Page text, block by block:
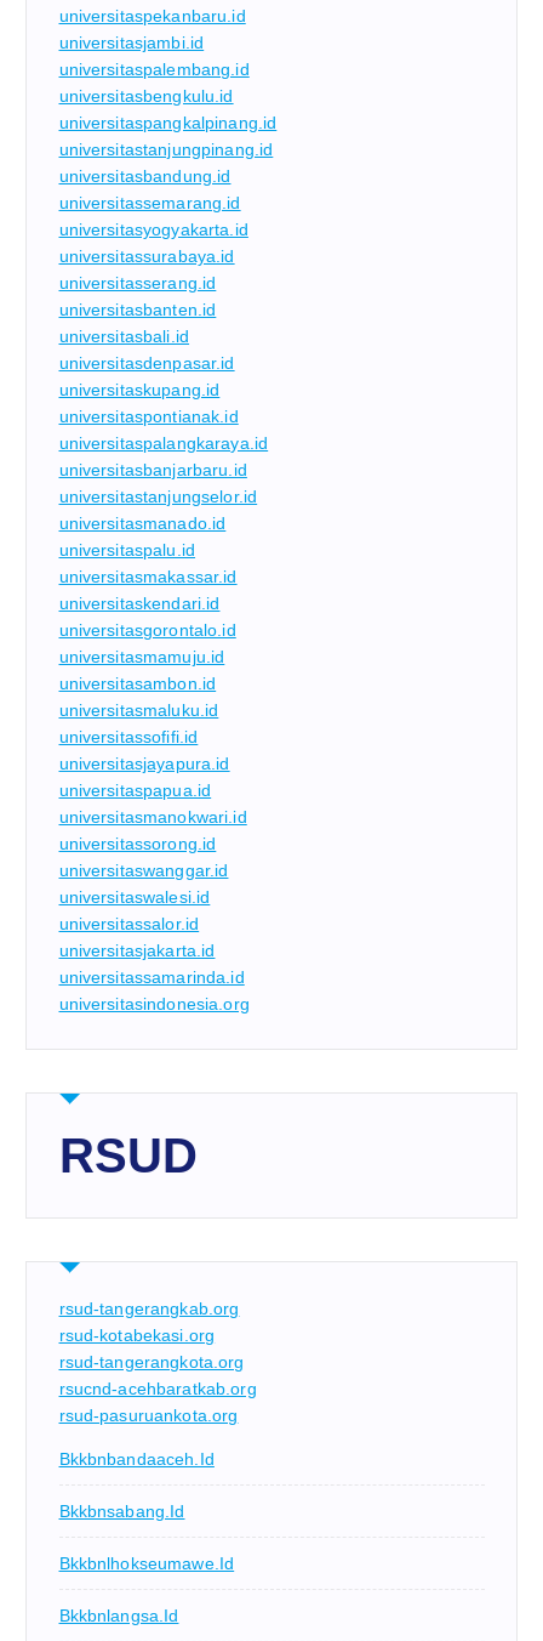
universitaspekanbaru.id
universitasjambi.id
universitaspalembang.id
universitasbengkulu.id
universitaspangkalpinang.id
universitastanjungpinang.id
universitasbandung.id
universitassemarang.id
universitasyogyakarta.id
universitassurabaya.id
universitasserang.id
universitasbanten.id
universitasbali.id
universitasdenpasar.id
universitaskupang.id
universitaspontianak.id
universitaspalangkaraya.id
universitasbanjarbaru.id
universitastanjungselor.id
universitasmanado.id
universitaspalu.id
universitasmakassar.id
universitaskendari.id
universitasgorontalo.id
universitasmamuju.id
universitasambon.id
universitasmaluku.id
universitassofifi.id
universitasjayapura.id
universitaspapua.id
universitasmanokwari.id
universitassorong.id
universitaswanggar.id
universitaswalesi.id
universitassalor.id
universitasjakarta.id
universitassamarinda.id
universitasindonesia.org
RSUD
rsud-tangerangkab.org
rsud-kotabekasi.org
rsud-tangerangkota.org
rsucnd-acehbaratkab.org
rsud-pasuruankota.org
Bkkbnbandaaceh.id
Bkkbnsabang.id
Bkkbnlhokseumawe.id
Bkkbnlangsa.id